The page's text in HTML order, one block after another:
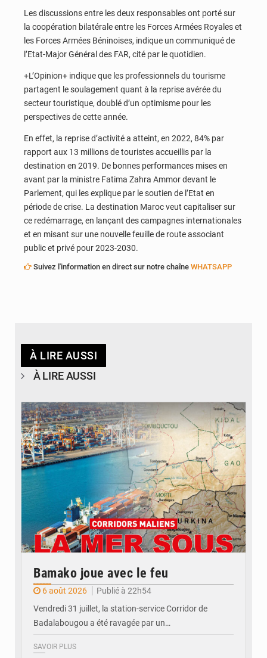
Les discussions entre les deux responsables ont porté sur
la coopération bilatérale entre les Forces Armées Royales et
les Forces Armées Béninoises, indique un communiqué de
l’Etat-Major Général des FAR, cité par le quotidien.
+L’Opinion+ indique que les professionnels du tourisme
partagent le soulagement quant à la reprise avérée du
secteur touristique, doublé d’un optimisme pour les
perspectives de cette année.
En effet, la reprise d’activité a atteint, en 2022, 84% par
rapport aux 13 millions de touristes accueillis par la
destination en 2019. De bonnes performances mises en
avant par la ministre Fatima Zahra Ammor devant le
Parlement, qui les explique par le soutien de l’Etat en
période de crise. La destination Maroc veut capitaliser sur
ce redémarrage, en lançant des campagnes internationales
et en misant sur une nouvelle feuille de route associant
public et privé pour 2023-2030.
Suivez l'information en direct sur notre chaîne WHATSAPP
À LIRE AUSSI
À LIRE AUSSI
© JDM
Bamako joue avec le feu
6 août 2026
Publié à 22h54
Vendredi 31 juillet, la station-service Corridor de
Badalabougou a été ravagée par un…
SAVOIR PLUS